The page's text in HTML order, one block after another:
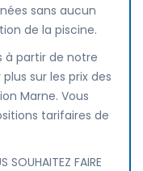
sans aucun
de la piscine.
à partir de notre
sur les prix des
Marne. Vous
tarifaires de
SOUHAITEZ FAIRE